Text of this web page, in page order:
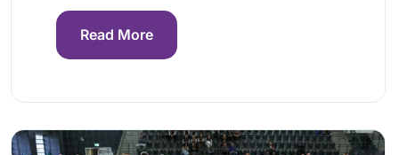
Read More